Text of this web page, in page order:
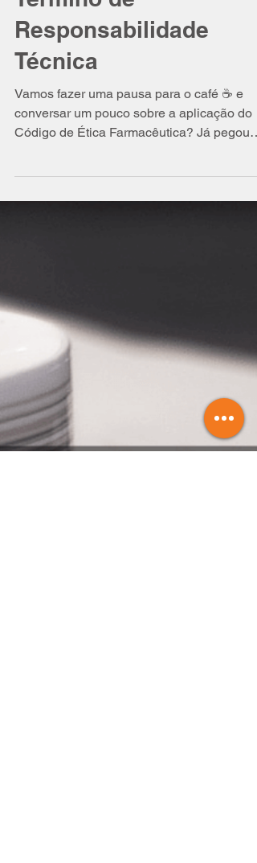
Isabel Schittini
Término de
Responsabilidade
Código de Ética Farmacêutica? Já pegou
seu café? ☕...